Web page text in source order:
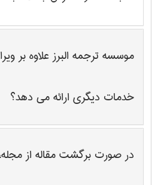
موسسه ترجمه البرز علاوه بر
خدمات دیگری ارائه می دهد؟
در صورت برگشت مقاله از مجله،